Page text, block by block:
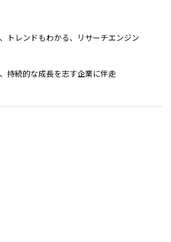
トレンドもわかる、リサーチエンジン
持続的な成長を志す企業に伴走